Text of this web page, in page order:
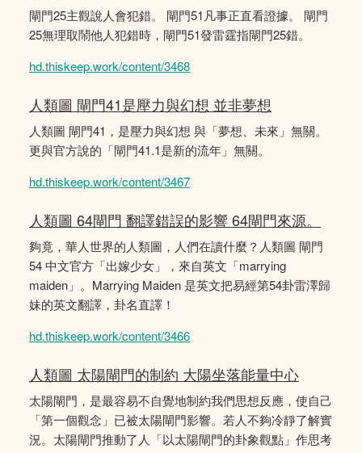
閘門25主觀說人會犯錯。 閘門51凡事正直看證據。 閘門
25無理取鬧他人犯錯時，閘門51發雷霆指閘門25錯。
hd.thiskeep.work/content/3468
人類圖 閘門41是壓力與幻想 並非夢想
人類圖 閘門41，是壓力與幻想 與「夢想、未來」無關。
更與官方說的「閘門41.1是新的流年」無關。
hd.thiskeep.work/content/3467
人類圖 64閘門 翻譯錯誤的影響 64閘門來源。
夠竟，華人世界的人類圖，人們在讀什麼？人類圖 閘門
54 中文官方「出嫁少女」，來自英文「marrying
maiden」。Marrying Maiden 是英文把易經第54卦雷澤歸
妹的英文翻譯，卦名直譯！
hd.thiskeep.work/content/3466
人類圖 太陽閘門的制約 大陽坐落能量中心
太陽閘門，是最容易不自覺地制約我們思想反應，使自己
「第一個觀念」已被太陽閘門影響。若人不夠冷靜了解實
況。太陽閘門推動了人「以太陽閘門的卦象觀點」作思考